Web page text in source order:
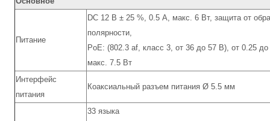
Питание
DC 12 В ± 25 %, 0.5 A, макс. 6 Вт, защита от
полярности,
PoE: (802.3 af, класс 3, от 36 до 57 В), от 0.25
макс. 7.5 Вт
Интерфейс
питания
Коаксиальный разъем питания Ø 5.5 мм
33 языка